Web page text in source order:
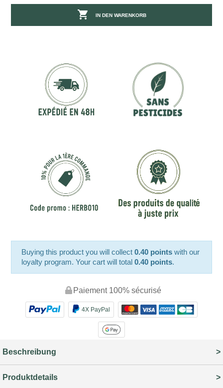
 IN DEN WARENKORB
Buying this product you will collect0.40 points with our
loyalty program. Your cart will total0.40 points.
Paiement 100% sécurisé
4X PayPal
Beschreibung
Produktdetails